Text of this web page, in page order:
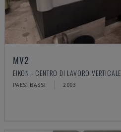
MV2
EIKON - CENTRO DI LAVORO VERTICALE
PAESI BASSI 2003